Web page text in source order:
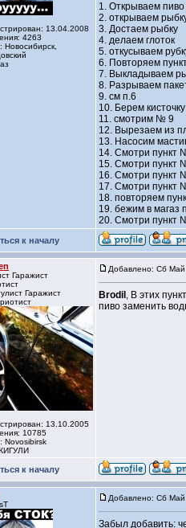
13.04.2008
4263
Новосибирск,
1. Открываем пиво
2. открываем
3. Достаем рыбку
4. делаем глоток
5. откусываем
6. Повторяем
7. Выкладываем
8. Разрываем
9. см п.6
10. Берем
11. смотрим № 9
12. Вырезаем из
13. Насосим
14. Смотри пункт
15. Смотри пункт
16. Смотри пункт
17. Смотри пункт
18. повторяем
19. бежим в магаз
20. Смотри пункт
к началу
Гаражист
13.10.2005
10785
Novosibirsk
Добавлено: Сб
Brodil , В этих
пиво заменить
к началу
Добавлено: Сб
Забыл добавить: